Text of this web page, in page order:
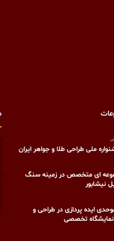
ملی طراحی طلا و جواهر ایران
ای متخصص در زمینه سنگ
نیشابور
ایده پردازی در طراحی و
تخصصی